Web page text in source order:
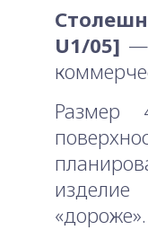
U1/05] —
Размер
«дороже».